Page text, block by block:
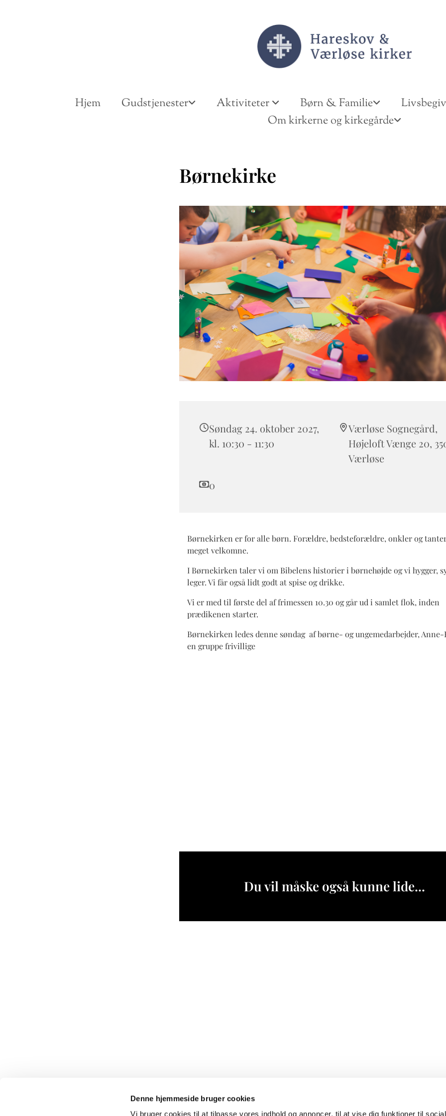
Denne hjemmeside bruger cookies
Vi bruger cookies til at tilpasse vores indhold og annoncer, til at vise dig funktioner til
Hjem Gudstjenester Aktiviteter Børn & Familie
Om kirkerne og kirkegårde
Børnekirke
Søndag 24. oktober 2027,
kl. 10:30 - 11:30
Værløse Sognegård,
Højeloft Vænge 20,
Værløse
0
Børnekirken er for alle børn. Forældre, bedsteforældre, onkler og
meget velkomne.
I Børnekirken taler vi om Bibelens historier i børnehøjde og vi hygger,
leger. Vi får også lidt godt at spise og drikke.
Vi er med til første del af frimessen 10.30 og går ud i samlet flok, inden
prædikenen starter.
Børnekirken ledes denne søndag af børne- og ungemedarbejder,
en gruppe frivillige
Du vil måske også kunne lide...